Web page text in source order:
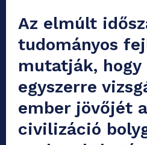
Az elmúlt
tudományos
mutatják, hogy
egyszerre
ember jövőjét
civilizáció